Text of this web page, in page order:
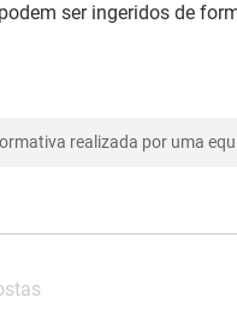
ser ingeridos de
realizada por uma